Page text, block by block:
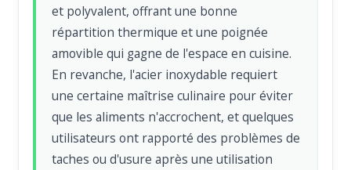
et polyvalent, offrant une bonne
répartition thermique et une poignée
amovible qui gagne de l'espace en cuisine.
En revanche, l'acier inoxydable requiert
une certaine maîtrise culinaire pour éviter
que les aliments n'accrochent, et quelques
utilisateurs ont rapporté des problèmes de
taches ou d'usure après une utilisation